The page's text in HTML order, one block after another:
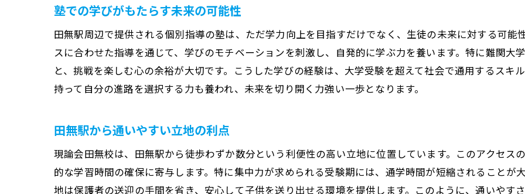
塾での学びがもたらす未来の可能性
田無駅周辺で提供される個別指導の塾は、ただ学力向上を目指すだけでなく、生徒の未来に対する可能
スに合わせた指導を通じて、学びのモチベーションを刺激し、自発的に学ぶ力を養います。特に難関大
と、挑戦を楽しむ心の余裕が大切です。こうした学びの経験は、大学受験を超えて社会で通用するスキ
持って自分の進路を選択する力も養われ、未来を切り開く力強い一歩となります。
田無駅から通いやすい立地の利点
現論会田無校は、田無駅から徒歩わずか数分という利便性の高い立地に位置しています。このアクセス
的な学習時間の確保に寄与します。特に集中力が求められる受験期には、通学時間が短縮されることが
地は保護者の送迎の手間を省き、安心して子供を送り出せる環境を提供します。このように、通いやす